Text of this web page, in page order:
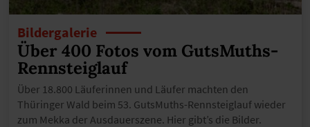
Bildergalerie
Über 400 Fotos vom GutsMuths-
Rennsteiglauf
Über 18.800 Läuferinnen und Läufer machten den
Thüringer Wald beim 53. GutsMuths-Rennsteiglauf wieder
zum Mekka der Ausdauerszene. Hier gibt’s die Bilder.